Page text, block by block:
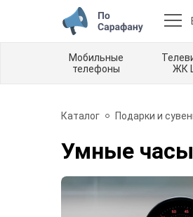
Мобильные
телефоны
ЖК
Каталог Подарки и
Умные часы